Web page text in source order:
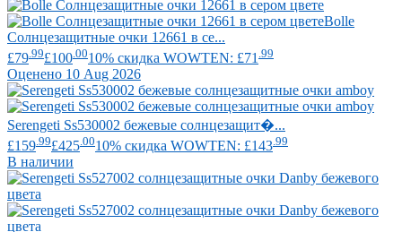
Bolle
Солнцезащитные очки 12661 в се...
£79 .99£100 .0010% скидка WOWTEN: £71 .99
Оценено 10 Aug 2026
Serengeti Ss530002 бежевые солнцезащит�...
£159 .99£425 .0010% скидка WOWTEN: £143 .99
В наличии